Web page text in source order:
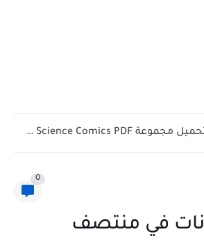
تحميل كتب English Idioms مجانا |من كامبريدج English Phrasal Verbs...
0
في منتصف